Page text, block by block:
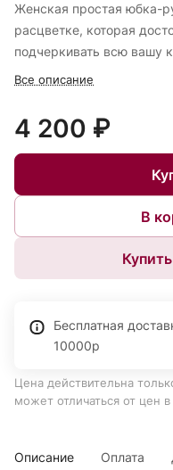
Женская простая юбка-
расцветке, которая
подчеркивать всю вашу
Все описание
4 200 ₽
В
Бесплатная
10000р
Цена действительна
может отличаться от цен
Описание Оплата